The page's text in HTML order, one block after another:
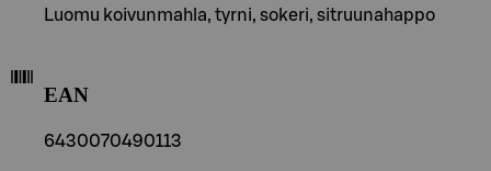
Luomu koivunmahla, tyrni, sokeri, sitruunahappo
EAN
6430070490113